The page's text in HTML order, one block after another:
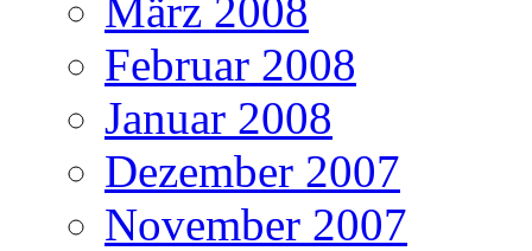
März 2008
Februar 2008
Januar 2008
Dezember 2007
November 2007